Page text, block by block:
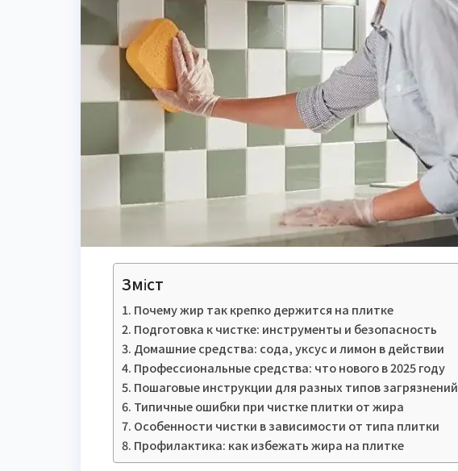
Зміст
Почему жир так крепко держится на плитке
Подготовка к чистке: инструменты и безопасность
Домашние средства: сода, уксус и лимон в действии
Профессиональные средства: что нового в 2025 году
Пошаговые инструкции для разных типов загрязнений
Типичные ошибки при чистке плитки от жира
Особенности чистки в зависимости от типа плитки
Профилактика: как избежать жира на плитке